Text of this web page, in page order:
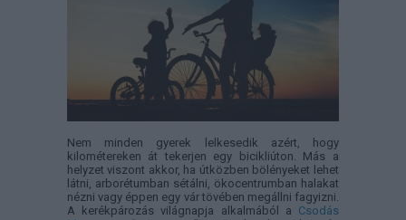
Nem minden gyerek lelkesedik azért, hogy
kilométereken át tekerjen egy bicikliúton. Más a
helyzet viszont akkor, ha útközben bölényeket lehet
látni, arborétumban sétálni, ökocentrumban halakat
nézni vagy éppen egy vár tövében megállni fagyizni.
A kerékpározás világnapja alkalmából a Csodás